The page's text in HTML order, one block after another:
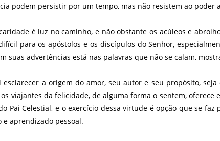
podem persistir por um tempo, mas não resistem ao poder
é luz no caminho, e não obstante os acúleos e
para os apóstolos e os discípulos do Senhor,
suas advertências está nas palavras que não se calam,
esclarecer a origem do amor, seu autor e seu propósito,
viajantes da felicidade, de alguma forma o sentem,
Pai Celestial, e o exercício dessa virtude é opção que se
aprendizado pessoal.